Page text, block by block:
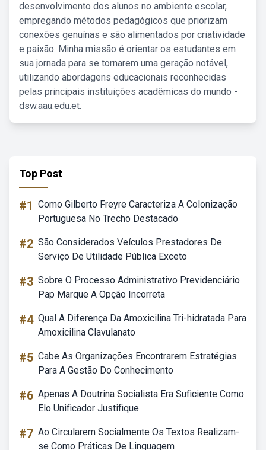
desenvolvimento dos alunos no ambiente escolar,
empregando métodos pedagógicos que priorizam
conexões genuínas e são alimentados por criatividade
e paixão. Minha missão é orientar os estudantes em
sua jornada para se tornarem uma geração notável,
utilizando abordagens educacionais reconhecidas
pelas principais instituições acadêmicas do mundo -
dsw.aau.edu.et.
Top Post
#1 Como Gilberto Freyre Caracteriza A Colonização
Portuguesa No Trecho Destacado
#2 São Considerados Veículos Prestadores De
Serviço De Utilidade Pública Exceto
#3 Sobre O Processo Administrativo Previdenciário
Pap Marque A Opção Incorreta
#4 Qual A Diferença Da Amoxicilina Tri-hidratada Para
Amoxicilina Clavulanato
#5 Cabe As Organizações Encontrarem Estratégias
Para A Gestão Do Conhecimento
#6 Apenas A Doutrina Socialista Era Suficiente Como
Elo Unificador Justifique
#7 Ao Circularem Socialmente Os Textos Realizam-
se Como Práticas De Linguagem